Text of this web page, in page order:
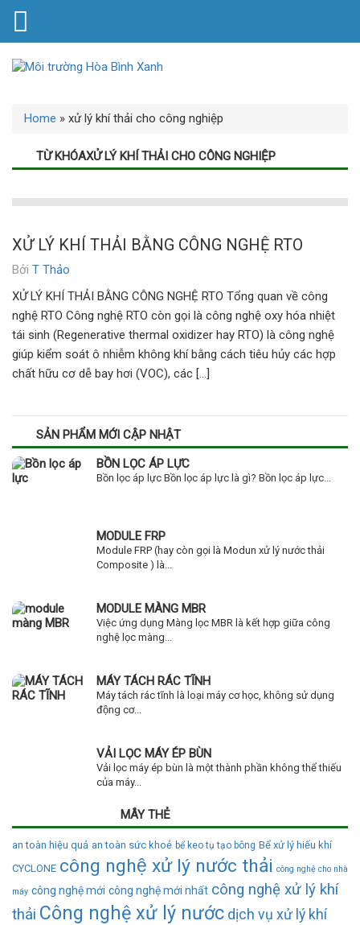
Home » xử lý khí thải cho công nghiệp
TỪ KHÓAXỬ LÝ KHÍ THẢI CHO CÔNG NGHIỆP
XỬ LÝ KHÍ THẢI BẰNG CÔNG NGHỆ RTO
Bởi T Thảo
XỬ LÝ KHÍ THẢI BẰNG CÔNG NGHỆ RTO Tổng quan về công
nghệ RTO Công nghệ RTO còn gọi là công nghệ oxy hóa nhiệt
tái sinh (Regenerative thermal oxidizer hay RTO) là công nghệ
giúp kiểm soát ô nhiễm không khí bằng cách tiêu hủy các hợp
chất hữu cơ dễ bay hơi (VOC), các […]
SẢN PHẨM MỚI CẬP NHẬT
BỒN LỌC ÁP LỰC
Bồn lọc áp lực Bồn lọc áp lực là gì? Bồn lọc áp lực...
MODULE FRP
Module FRP (hay còn gọi là Modun xử lý nước thải
Composite ) là...
MODULE MÀNG MBR
Việc ứng dụng Màng lọc MBR là kết hợp giữa công
nghệ lọc màng...
MÁY TÁCH RÁC TĨNH
Máy tách rác tĩnh là loại máy cơ học, không sử dụng
động cơ...
VẢI LỌC MÁY ÉP BÙN
Vải lọc máy ép bùn là một thành phần không thể thiếu
của máy...
MÂY THẺ
an toàn hiệu quả an toàn sức khoẻ bể keo tụ tạo bông Bể xử lý hiếu khí
CYCLONE công nghệ xử lý nước thải công nghệ cho nhà
máy công nghệ mới công nghệ mới nhất công nghệ xử lý khí
thải Công nghệ xử lý nước dịch vụ xử lý khí